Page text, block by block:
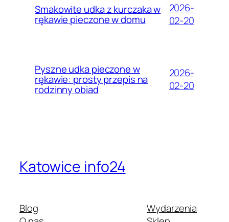
Smakowite udka z kurczaka w
rękawie pieczone w domu
2026-
02-20
Pyszne udka pieczone w
rękawie: prosty przepis na
rodzinny obiad
2026-
02-20
Katowice info24
Blog
Wydarzenia